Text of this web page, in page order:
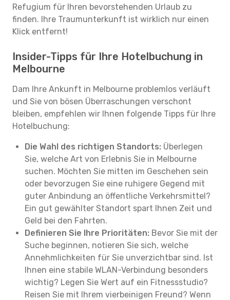
Refugium für Ihren bevorstehenden Urlaub zu
finden. Ihre Traumunterkunft ist wirklich nur einen
Klick entfernt!
Insider-Tipps für Ihre Hotelbuchung in
Melbourne
Dam Ihre Ankunft in Melbourne problemlos verläuft
und Sie von bösen Überraschungen verschont
bleiben, empfehlen wir Ihnen folgende Tipps für Ihre
Hotelbuchung:
Die Wahl des richtigen Standorts: Überlegen
Sie, welche Art von Erlebnis Sie in Melbourne
suchen. Möchten Sie mitten im Geschehen sein
oder bevorzugen Sie eine ruhigere Gegend mit
guter Anbindung an öffentliche Verkehrsmittel?
Ein gut gewählter Standort spart Ihnen Zeit und
Geld bei den Fahrten.
Definieren Sie Ihre Prioritäten: Bevor Sie mit der
Suche beginnen, notieren Sie sich, welche
Annehmlichkeiten für Sie unverzichtbar sind. Ist
Ihnen eine stabile WLAN-Verbindung besonders
wichtig? Legen Sie Wert auf ein Fitnessstudio?
Reisen Sie mit Ihrem vierbeinigen Freund? Wenn